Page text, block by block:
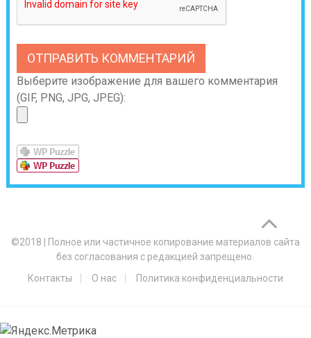
Выберите изображение для вашего комментария
(GIF, PNG, JPG, JPEG):
©2018
Полное или частичное копирование материалов сайта
без согласования с редакцией запрещено.
Контакты
О нас Политика конфиденциальности